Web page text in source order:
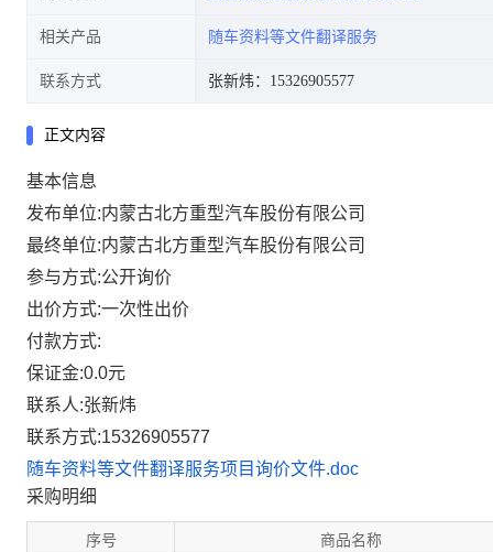
相关产品 随车资料等文件翻译服务
联系方式 张新炜：15326905577
正文内容
基本信息
发布单位:内蒙古北方重型汽车股份有限公司
最终单位:内蒙古北方重型汽车股份有限公司
参与方式:公开询价
出价方式:一次性出价
付款方式:
保证金:0.0元
联系人:张新炜
联系方式:15326905577
随车资料等文件翻译服务项目询价文件.doc
采购明细
序号 商品名称